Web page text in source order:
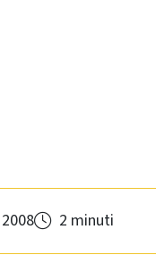
2 minuti